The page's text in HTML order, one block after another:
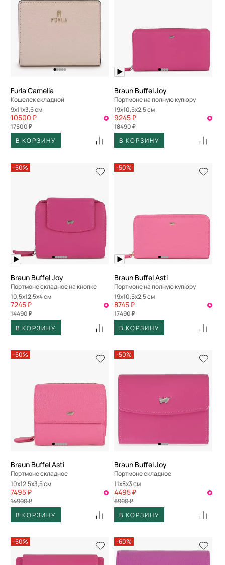
Furla Camelia
Кошелек складной
9x11x3,5 см
10500 ₽
17500 ₽
В КОРЗИНУ
Braun Buffel Joy
Портмоне на полную купюру
19x10,5x2,5 см
9245 ₽
18490 ₽
В КОРЗИНУ
-50%
Braun Buffel Joy
Портмоне складное на кнопке
10,5x12,5x4 см
7245 ₽
14490 ₽
В КОРЗИНУ
-50%
Braun Buffel Asti
Портмоне на полную купюру
19x10,5x2,5 см
8745 ₽
17490 ₽
В КОРЗИНУ
-50%
Braun Buffel Asti
Портмоне складное
10x12,5x3,5 см
7495 ₽
14990 ₽
В КОРЗИНУ
-50%
Braun Buffel Joy
Портмоне складное
11x8x3 см
4495 ₽
8990 ₽
В КОРЗИНУ
-50% -60%